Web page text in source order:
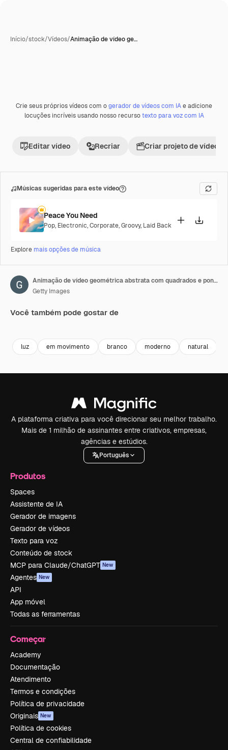
Início/stock/Vídeos/Animação de vídeo ge…
Premium
Crie seus próprios vídeos com ogerador de vídeos com IAe adicione
locuções incríveis usando nosso recursotexto para voz com IA
Editar vídeo Recriar Criar projeto de vídeo
Músicas sugeridas para este vídeo
Peace You Need
Pop, Electronic,Corporate,Groovy, Laid Back
Explore mais opções de música
Animação de vídeo geométrica abstrata com quadrados e pontos cinzentos
Getty Images
Você também pode gostar de
luz em movimento branco moderno natural
A plataforma criativa para você direcionar seu melhor trabalho.
Mais de 1 milhão de assinantes entre criativos, empresas,
agências e estúdios.
Português
Produtos
Spaces
Assistente de IA
Gerador de imagens
Gerador de vídeos
Texto para voz
Conteúdo de stock
MCP para Claude/ChatGPT New
Agentes New
API
App móvel
Todas as ferramentas
Começar
Academy
Documentação
Atendimento
Termos e condições
Política de privacidade
Originais New
Política de cookies
Central de confiabilidade